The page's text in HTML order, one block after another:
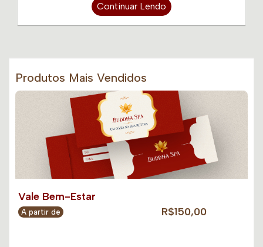
Continuar Lendo
Produtos Mais Vendidos
Vale Bem-Estar
A partir de R$150,00